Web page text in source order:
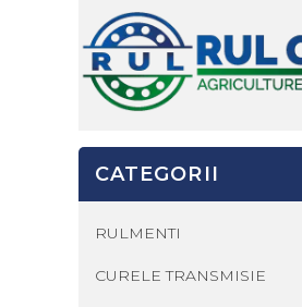
CATEGORII
RULMENTI
CURELE TRANSMISIE